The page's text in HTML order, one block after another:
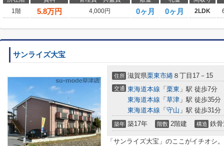
1階
5.8万円 4,000円 0ヶ月 0ヶ月 2LDK
サンライズ大宝
住所 滋賀県栗東市綣 ８丁目17－15
交通 東海道本線 「 栗東 」駅 徒歩7分
東海道本線 「 草津 」駅 徒歩35分
東海道本線 「 守山 」駅 徒歩31分
築年 築17年 階数 2階建 構造 鉄
「サンライズ大宝」のここがイチオ